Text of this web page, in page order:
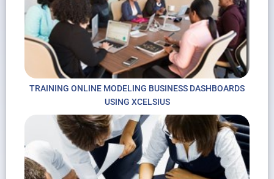
TRAINING ONLINE MODELING BUSINESS DASHBOARDS
USING XCELSIUS